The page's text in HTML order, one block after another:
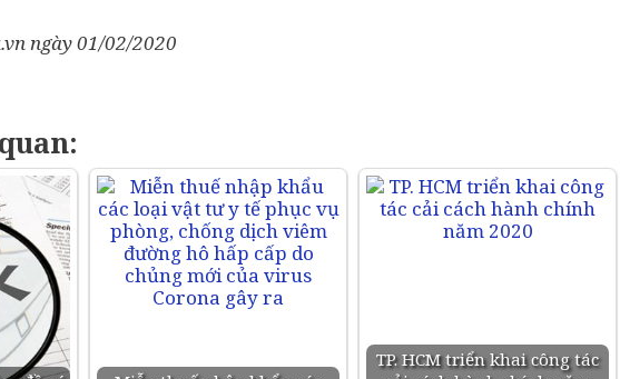
ngày 01/02/2020
TP. HCM triển khai công tác